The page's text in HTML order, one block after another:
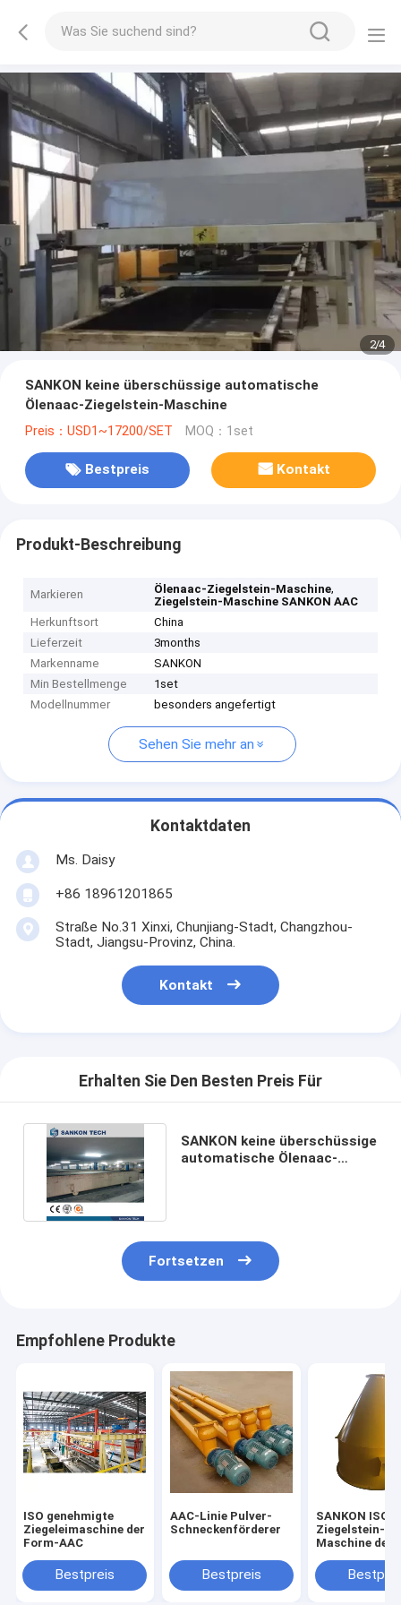
2/4
SANKON keine überschüssige automatische
Ölenaac-Ziegelstein-Maschine
Preis：USD1~17200/SET MOQ：1set
Bestpreis Kontakt
Produkt-Beschreibung
Markieren Ölenaac-Ziegelstein-Maschine,
Ziegelstein-Maschine SANKON AAC
Herkunftsort
China
Lieferzeit
3months
Markenname
SANKON
Min Bestellmenge
1set
Modellnummer
besonders angefertigt
Sehen Sie mehr an
Kontaktdaten
Ms. Daisy
+86 18961201865
Straße No.31 Xinxi, Chunjiang-Stadt, Changzhou-
Stadt, Jiangsu-Provinz, China.
Kontakt
Erhalten Sie Den Besten Preis Für
SANKON keine überschüssige
automatische Ölenaac-
Fortsetzen
Empfohlene Produkte
ISO genehmigte
Ziegeleimaschine der
Form-AAC
Bestpreis
AAC-Linie Pulver-
Schneckenförderer
Bestpreis
SANKON
Ziegelstein-
Maschine der